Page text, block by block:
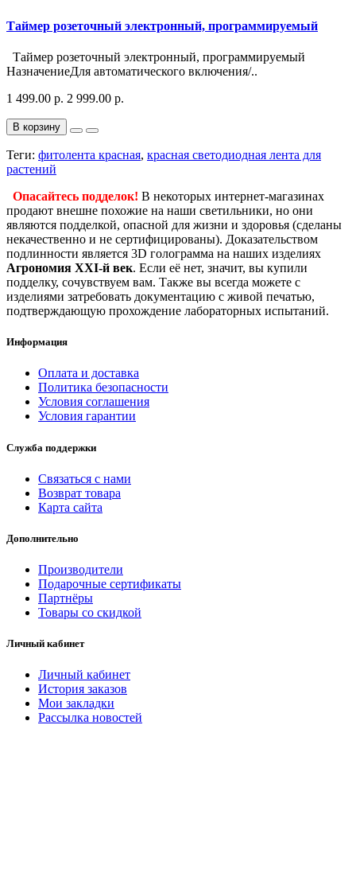
Таймер розеточный электронный, программируемый
Таймер розеточный электронный, программируемый
НазначениеДля автоматического включения/..
1 499.00 р. 2 999.00 р.
В корзину
Теги: фитолента красная, красная светодиодная лента для
растений
Опасайтесь подделок! В некоторых интернет-магазинах
продают внешне похожие на наши светильники, но они
являются подделкой, опасной для жизни и здоровья (сделаны
некачественно и не сертифицированы). Доказательством
подлинности является 3D голограмма на наших изделиях
Агрономия XXI-й век. Если её нет, значит, вы купили
подделку, сочувствуем вам. Также вы всегда можете с
изделиями затребовать документацию с живой печатью,
подтверждающую прохождение лабораторных испытаний.
Информация
Оплата и доставка
Политика безопасности
Условия соглашения
Условия гарантии
Служба поддержки
Связаться с нами
Возврат товара
Карта сайта
Дополнительно
Производители
Подарочные сертификаты
Партнёры
Товары со скидкой
Личный кабинет
Личный кабинет
История заказов
Мои закладки
Рассылка новостей